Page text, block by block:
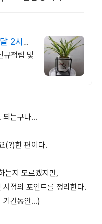
2시간
규적립 및
되는구나...
(?)한 편이다.
는지 모르겠지만,
점의 포인트를 정리한다.
기간동안...)